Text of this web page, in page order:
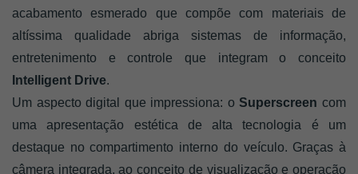
acabamento esmerado que compõe com materiais de
altíssima qualidade abriga sistemas de informação,
entretenimento e controle que integram o conceito
Intelligent Drive.
Um aspecto digital que impressiona: oSuperscreen com
uma apresentação estética de alta tecnologia é um
destaque no compartimento interno do veículo. Graças à
câmera integrada, ao conceito de visualização e operação